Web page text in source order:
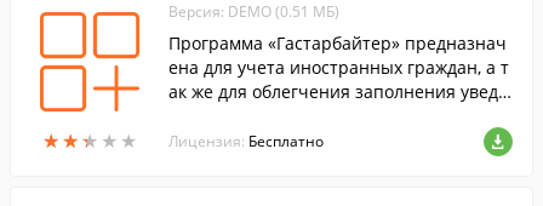
★★★ ★ ★
★★★ ★ ★
Версия: DEMO (0.51 МБ)
Программа «Гастарбайтер» предназнач
ена для учета иностранных граждан, а т
ак же для облегчения заполнения уведо
полняет уведомления о заключение ТД,
Лицензия: Бесплатно